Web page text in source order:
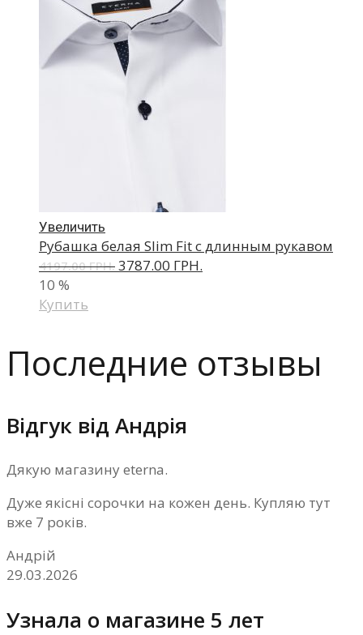
Увеличить
Рубашка белая Slim Fit с длинным рукавом
4197.00 ГРН. 3787.00 ГРН.
10 %
Купить
Последние отзывы
Відгук від Андрія
Дякую магазину eterna.
Дуже якісні сорочки на кожен день. Купляю тут
вже 7 років.
Андрій
29.03.2026
Узнала о магазине 5 лет